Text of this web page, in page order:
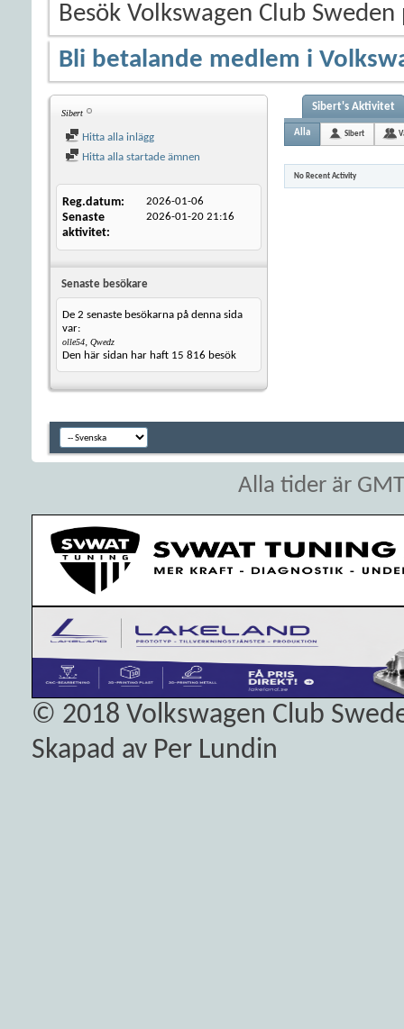
Besök Volkswagen Club
Bli betalande medlem i
Sibert
Hitta alla inlägg
Hitta alla startade ämnen
Reg.datum 2026-01-06
Senaste
aktivitet
2026-01-20 21:16
Senaste besökare
De 2 senaste besökarna på denna sida
var:
olle54, Qwedz
Den här sidan har haft 15 816 besök
Sibert's Aktivitet
Alla Sibert
No Recent Activity
Alla tider är
© 2018 Volkswagen Club
Skapad av Per Lundin